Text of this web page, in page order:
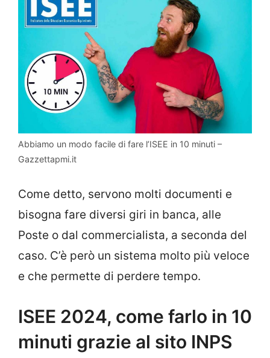
Abbiamo un modo facile di fare l’ISEE in 10 minuti –
Gazzettapmi.it
Come detto, servono molti documenti e
bisogna fare diversi giri in banca, alle
Poste o dal commercialista, a seconda del
caso. C’è però un sistema molto più veloce
e che permette di perdere tempo.
ISEE 2024, come farlo in 10
minuti grazie al sito INPS